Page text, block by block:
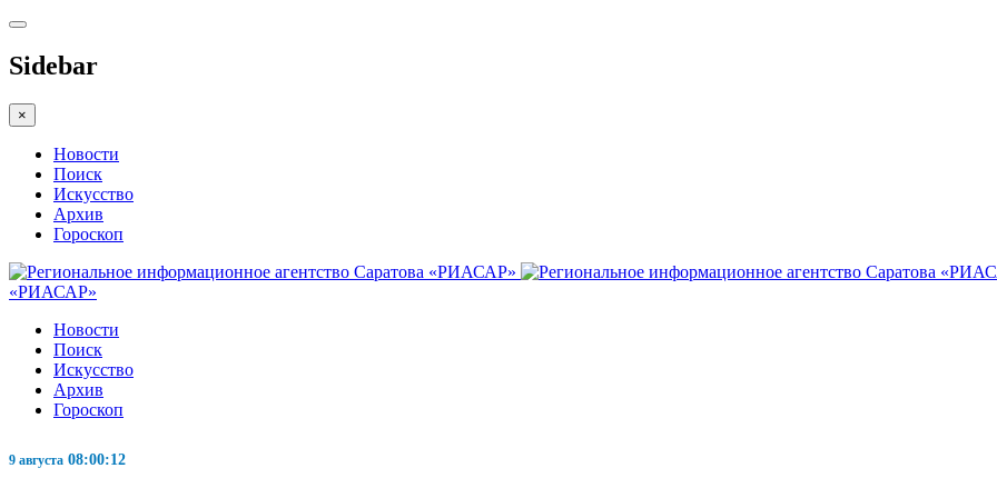
Sidebar
×
Новости
Поиск
Искусство
Архив
Гороскоп
«РИАСАР»
Новости
Поиск
Искусство
Архив
Гороскоп
9 августа 08:00:13